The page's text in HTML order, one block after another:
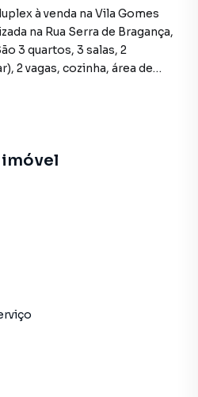
à venda na Vila Gomes
na Rua Serra de Bragança,
3 quartos, 3 salas, 2
2 vagas, cozinha, área de
para instalação de
na cozinha, banheiros e
completo: piscina,
ao metrô, restaurantes,
e padarias.
financiamento e FGTS.